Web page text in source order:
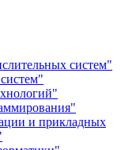
систем"
и прикладных